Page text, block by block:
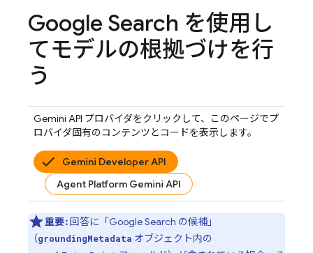
Google Search を使用し
てモデルの根拠づけを行
う
Gemini API プロバイダをクリックして、このページでプ
ロバイダ固有のコンテンツとコードを表示します。
Gemini Developer API
Agent Platform Gemini API
重要:回答に「Google Search の候補」
（groundingMetadata オブジェクト内の